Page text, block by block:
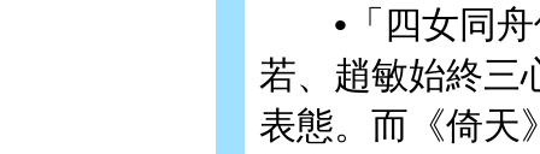
•「四女同舟
若、趙敏始終三
表態。而《倚天